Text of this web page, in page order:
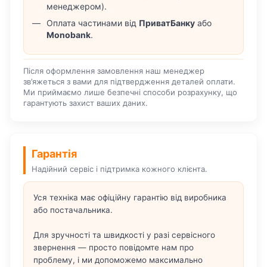
менеджером).
Оплата частинами від ПриватБанку або
Monobank.
Після оформлення замовлення наш менеджер
зв’яжеться з вами для підтвердження деталей оплати.
Ми приймаємо лише безпечні способи розрахунку, що
гарантують захист ваших даних.
Гарантія
Надійний сервіс і підтримка кожного клієнта.
Уся техніка має офіційну гарантію від виробника
або постачальника.
Для зручності та швидкості у разі сервісного
звернення — просто повідомте нам про
проблему, і ми допоможемо максимально